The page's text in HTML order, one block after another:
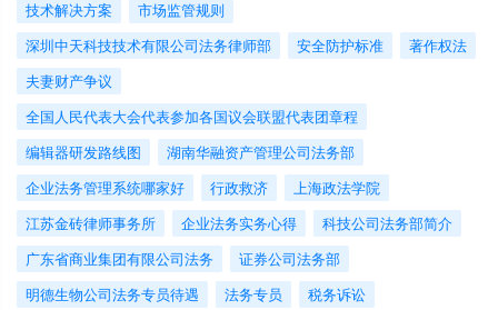
技术解决方案
市场监管规则
深圳中天科技技术有限公司法务律师部
安全防护标准
著作权法
夫妻财产争议
全国人民代表大会代表参加各国议会联盟代表团章程
编辑器研发路线图
湖南华融资产管理公司法务部
企业法务管理系统哪家好
行政救济
上海政法学院
江苏金砖律师事务所
企业法务实务心得
科技公司法务部简介
广东省商业集团有限公司法务
证券公司法务部
明德生物公司法务专员待遇
法务专员
税务诉讼